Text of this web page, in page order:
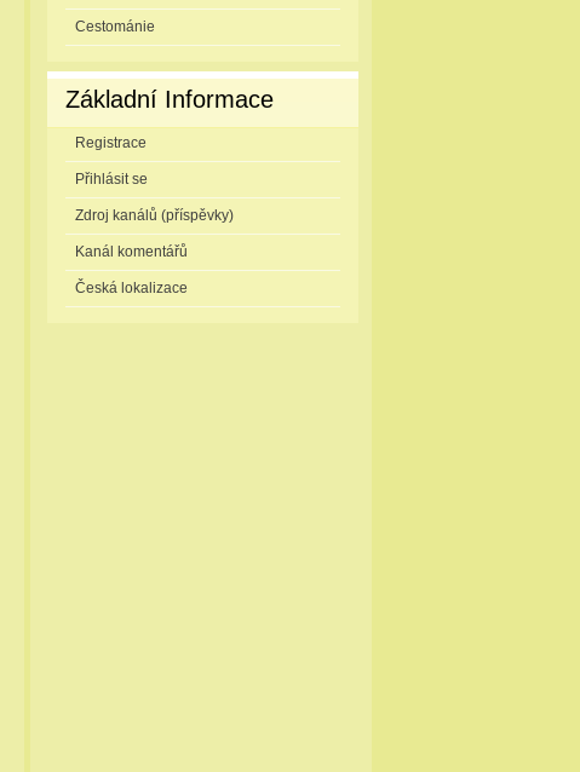
Cestománie
Základní Informace
Registrace
Přihlásit se
Zdroj kanálů (příspěvky)
Kanál komentářů
Česká lokalizace